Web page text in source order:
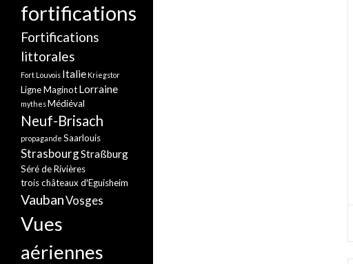
fortifications
Fortifications
littorales
Fort Louvois Italie Kriegstor
Ligne MaginotLorraine
mythesMédiéval
Neuf-Brisach
propagande Saarlouis
StrasbourgStraßburg
Séré de Rivières
trois châteaux d'Eguisheim
VaubanVosges
Vues
aériennes